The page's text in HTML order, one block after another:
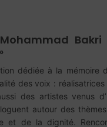
Bakri
dédiée à la mémoire
des voix :
des artistes venus
autour des
et de la dignité.